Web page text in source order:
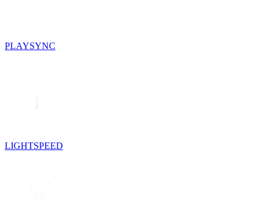
PLAYSYNC
LIGHTSPEED